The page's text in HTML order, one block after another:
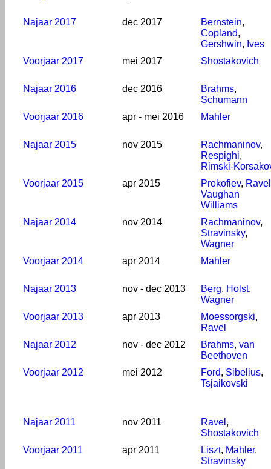
Najaar 2017 dec 2017 Bernstein,
Copland,
Gershwin, Ives
Voorjaar 2017
mei 2017 Shostakovich
Najaar 2016 dec 2016 Brahms,
Schumann
Voorjaar 2016
apr - mei 2016 Mahler
Najaar 2015 nov 2015 Rachmaninov,
Respighi,
Rimski-
Voorjaar 2015
apr 2015 Prokofiev, Ravel
Vaughan
Williams
Najaar 2014
nov 2014 Rachmaninov,
Stravinsky,
Wagner
Voorjaar 2014
apr 2014 Mahler
Najaar 2013 nov - dec 2013 Berg, Holst,
Wagner
Voorjaar 2013
apr 2013 Moessorgski,
Ravel
Najaar 2012
nov - dec 2012 Brahms, van
Beethoven
Voorjaar 2012
mei 2012 Ford, Sibelius,
Tsjaikovski
Najaar 2011 nov 2011 Ravel ,
Shostakovich
Voorjaar 2011
apr 2011 Liszt, Mahler,
Stravinsky